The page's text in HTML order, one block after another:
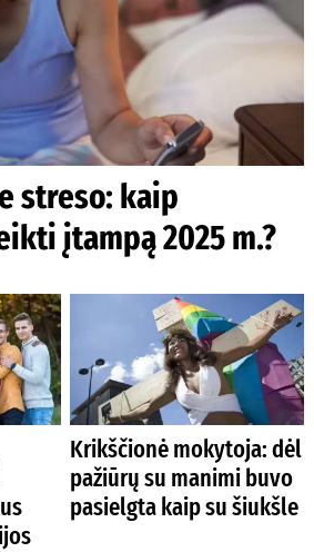
streso: kaip
įtampą 2025 m.?
Krikščionė mokytoja: dėl
pažiūrų su manimi buvo
pasielgta kaip su šiukšle